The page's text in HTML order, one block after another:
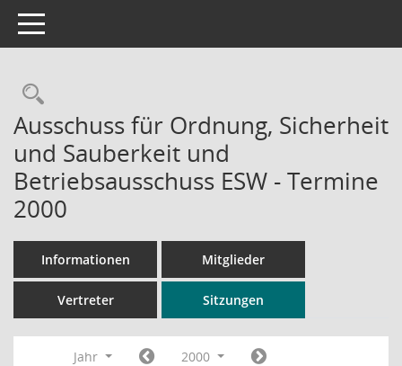
Toggle navigation
Rechercheauswahl
Ausschuss für Ordnung, Sicherheit
und Sauberkeit und
Betriebsausschuss ESW - Termine
2000
Informationen Mitglieder
Vertreter Sitzungen
Jahr
2000